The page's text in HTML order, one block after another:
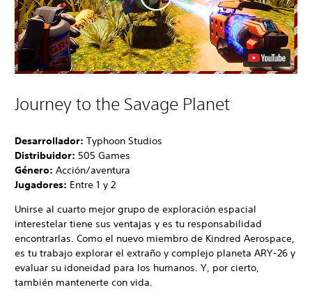
Journey to the Savage Planet
Desarrollador: Typhoon Studios
Distribuidor: 505 Games
Género: Acción/aventura
Jugadores: Entre 1 y 2
Unirse al cuarto mejor grupo de exploración espacial
interestelar tiene sus ventajas y es tu responsabilidad
encontrarlas. Como el nuevo miembro de Kindred Aerospace,
es tu trabajo explorar el extraño y complejo planeta ARY-26 y
evaluar su idoneidad para los humanos. Y, por cierto,
también mantenerte con vida.